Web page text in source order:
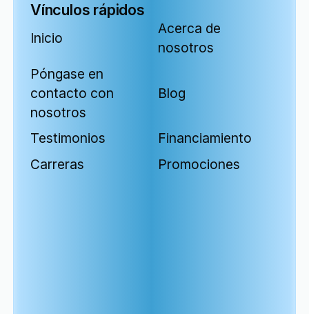
Vínculos rápidos
Inicio
Acerca de
nosotros
Póngase en
contacto con
nosotros
Blog
Testimonios
Financiamiento
Carreras
Promociones